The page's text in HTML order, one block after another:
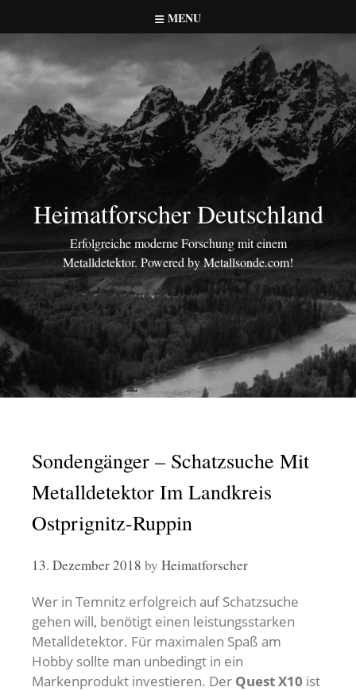
to
content
MENU
Heimatforscher Deutschland
Erfolgreiche moderne Forschung mit einem
Metalldetektor. Powered by Metallsonde.com!
Sondengänger – Schatzsuche Mit
Metalldetektor Im Landkreis
Ostprignitz-Ruppin
13. Dezember 2018 by Heimatforscher
Wer in Temnitz erfolgreich auf Schatzsuche
gehen will, benötigt einen leistungsstarken
Metalldetektor. Für maximalen Spaß am
Hobby sollte man unbedingt in ein
Markenprodukt investieren. Der Quest X10 ist